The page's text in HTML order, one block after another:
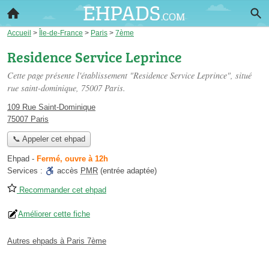
Accueil > Île-de-France > Paris > 7ème
Residence Service Leprince
Cette page présente l'établissement "Residence Service Leprince", situé
rue saint-dominique, 75007 Paris.
109 Rue Saint-Dominique
75007 Paris
📞 Appeler cet ehpad
Ehpad - Fermé, ouvre à 12h
Services :
accès PMR (entrée adaptée)
Recommander cet ehpad
Améliorer cette fiche
Autres ehpads à Paris 7ème